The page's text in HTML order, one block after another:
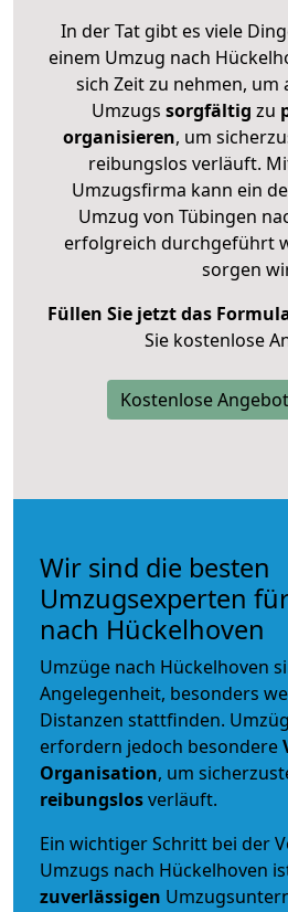
In der Tat gibt es viele
einem Umzug nach
sich Zeit zu nehmen, um
Umzugs sorgfältig zu
organisieren, um
reibungslos verläuft.
Umzugsfirma kann ein
Umzug von Tübingen
erfolgreich durchgeführt
sorgen
Füllen Sie jetzt das
Sie kostenlose
Kostenlose
Wir sind die besten
Umzugsexperten
nach Hückelhoven
Umzüge nach Hückelhoven
Angelegenheit, besonders
Distanzen stattfinden.
erfordern jedoch besondere
Organisation, um
reibungslosverläuft.
Ein wichtiger Schritt bei der
Umzugs nach Hückelhoven
zuverlässigen